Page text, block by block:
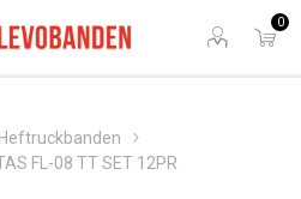
0
Heftruckbanden
FL-08 TT SET 12PR